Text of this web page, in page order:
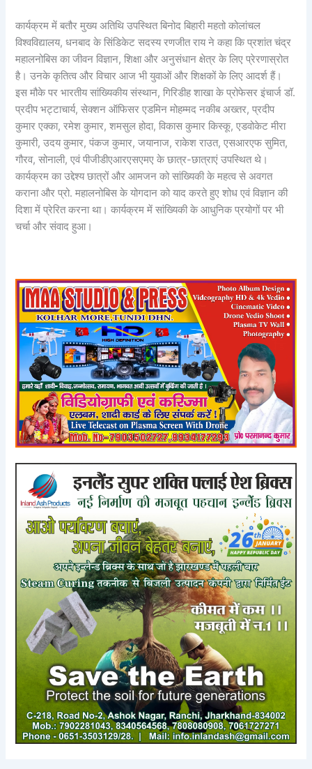
कार्यक्रम में बतौर मुख्य अतिथि उपस्थित बिनोद बिहारी महतो कोलांचल
विश्वविद्यालय, धनबाद के सिंडिकेट सदस्य रणजीत राय ने कहा कि प्रशांत चंद्र
महालनोबिस का जीवन विज्ञान, शिक्षा और अनुसंधान क्षेत्र के लिए प्रेरणास्रोत
है। उनके कृतित्व और विचार आज भी युवाओं और शिक्षकों के लिए आदर्श हैं।
इस मौके पर भारतीय सांख्यिकीय संस्थान, गिरिडीह शाखा के प्रोफेसर इंचार्ज डॉ.
प्रदीप भट्टाचार्य, सेक्शन ऑफिसर एडमिन मोहम्मद नकीब अख्तर, प्रदीप
कुमार एक्का, रमेश कुमार, शमसुल होदा, विकास कुमार किस्कू, एडवोकेट मीरा
कुमारी, उदय कुमार, पंकज कुमार, जयानाज, राकेश राउत, एसआरएफ सुमित,
गौरव, सोनाली, एवं पीजीडीएआरएसएमए के छात्र-छात्राएं उपस्थित थे।
कार्यक्रम का उद्देश्य छात्रों और आमजन को सांख्यिकी के महत्व से अवगत
कराना और प्रो. महालनोबिस के योगदान को याद करते हुए शोध एवं विज्ञान की
दिशा में प्रेरित करना था। कार्यक्रम में सांख्यिकी के आधुनिक प्रयोगों पर भी
चर्चा और संवाद हुआ।